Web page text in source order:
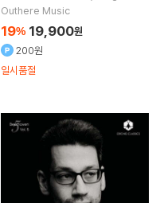
과 첼로 2중주
ann Carl Philipp Emanuel Bach
Outhere Music
19% 19,900원
200원
일시품절